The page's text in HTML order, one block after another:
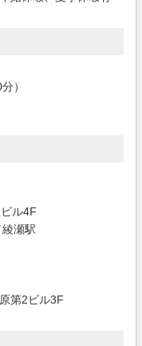
）
ル4F
瀬駅
第2ビル3F